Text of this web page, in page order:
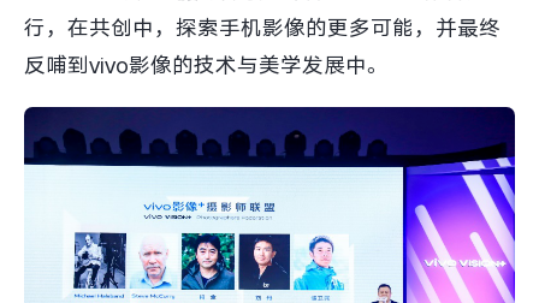
行，在共创中，探索手机影像的更多可能，并最终
反哺到vivo影像的技术与美学发展中。